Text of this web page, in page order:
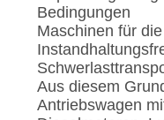
Bedingungen
Maschinen für
Aus diesem
Antriebswagen